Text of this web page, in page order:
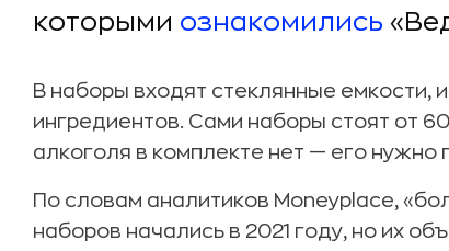
которыми ознакомились
В наборы входят стеклянные емкости,
ингредиентов. Сами наборы стоят от
алкоголя в комплекте нет — его нужно
По словам аналитиков Moneyplace,
наборов начались в 2021 году, но их